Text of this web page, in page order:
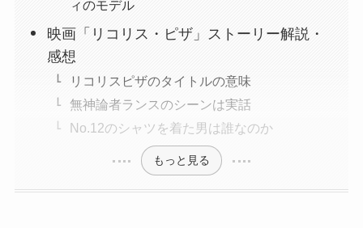
ィのモデル
映画「リコリス・ピザ」ストーリー解説・
感想
リコリスピザのタイトルの意味
無神論者ランスのシーンは実話
No.12のシャツを着た男は誰なのか
もっと見る